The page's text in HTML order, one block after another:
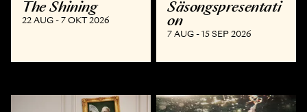
The Shining
22 AUG - 7 OKT 2026
Säsongspresentati
on
7 AUG - 15 SEP 2026